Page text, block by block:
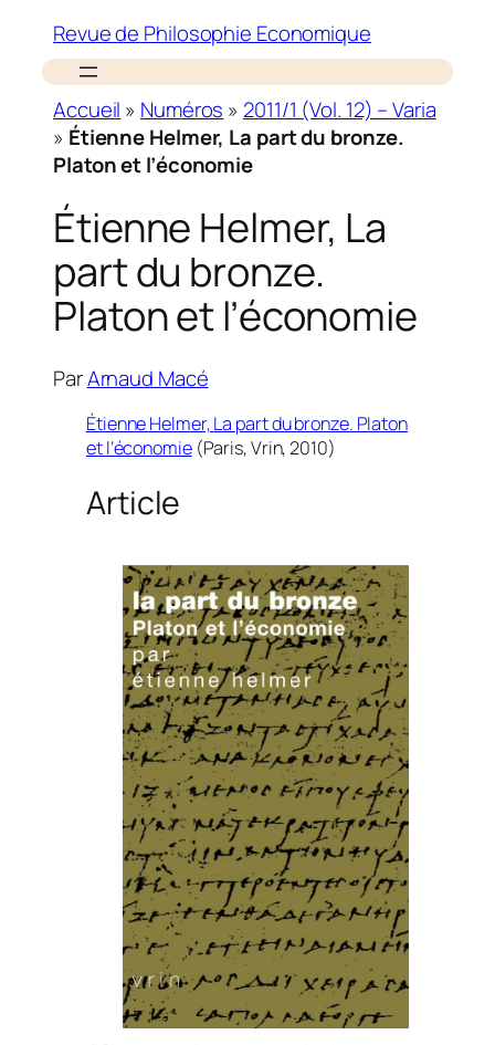
Revue de Philosophie Economique
Accueil » Numéros » 2011/1 (Vol. 12) – Varia
» Étienne Helmer, La part du bronze.
Platon et l’économie
Étienne Helmer, La
part du bronze.
Platon et l’économie
ParArnaud Macé
Étienne Helmer,La part du bronze. Platon
et l’économie (Paris, Vrin, 2010)
Article